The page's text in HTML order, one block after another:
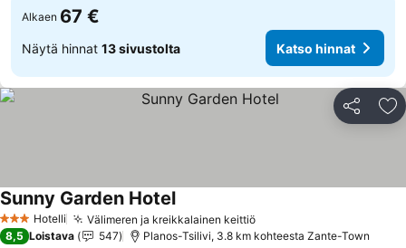
Alkaen 67 €
Näytä hinnat 13 sivustolta Katso hinnat
Jaa
3 Tähtiluokitus
Hotelli Välimeren ja kreikkalainen keittiö
Sunny Garden Hotel
8,5 Loistava 547 Planos-Tsilivi, 3.8 km kohteesta Zante-Town